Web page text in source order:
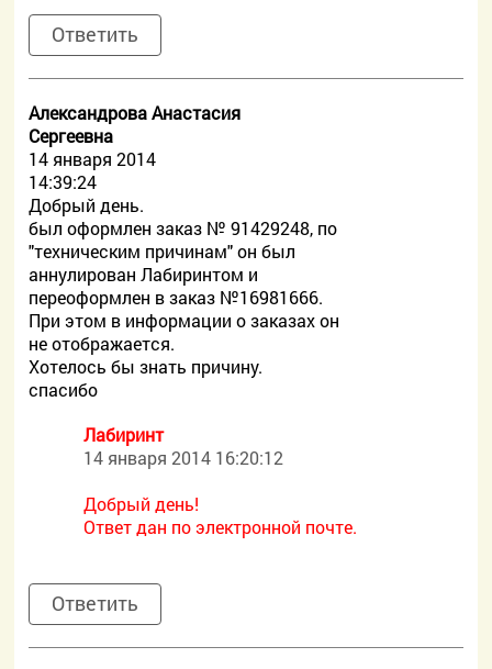
Ответить
Александрова Анастасия
Сергеевна
14 января 2014
14:39:24
Добрый день.
был оформлен заказ № 91429248, по
"техническим причинам" он был
аннулирован Лабиринтом и
переоформлен в заказ №16981666.
При этом в информации о заказах он
не отображается.
Хотелось бы знать причину.
спасибо
Лабиринт
14 января 2014 16:20:12
Добрый день!
Ответ дан по электронной почте.
Ответить